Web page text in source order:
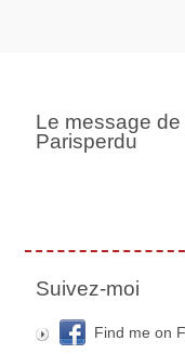
Le message de
Parisperdu
Suivez-moi
Find me on